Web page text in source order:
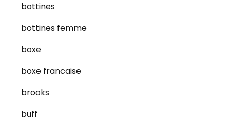
bottines
bottines femme
boxe
boxe francaise
brooks
buff